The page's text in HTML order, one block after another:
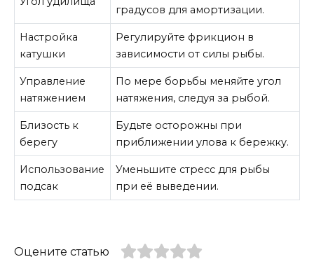
градусов для амортизации.
Настройка
катушки
Регулируйте фрикцион в
зависимости от силы рыбы.
Управление
натяжением
По мере борьбы меняйте угол
натяжения, следуя за рыбой.
Близость к
берегу
Будьте осторожны при
приближении улова к бережку.
Использование
подсак
Уменьшите стресс для рыбы
при её выведении.
Оцените статью